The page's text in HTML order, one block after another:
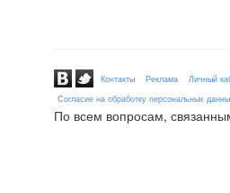
Контакты Реклама Личный
Согласие на обработку персональных
По всем вопросам,